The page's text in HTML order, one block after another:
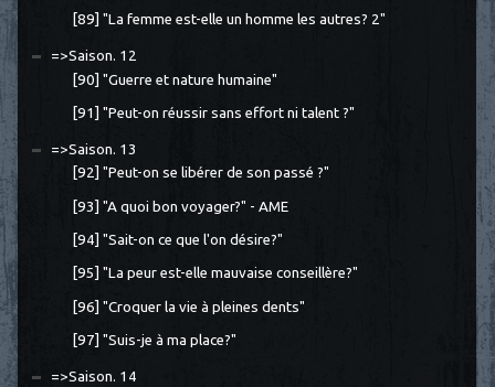
[89] "La femme est-elle un homme les autres? 2"
=>Saison. 12
[90] "Guerre et nature humaine"
[91] "Peut-on réussir sans effort ni talent ?"
=>Saison. 13
[92] "Peut-on se libérer de son passé ?"
[93] "A quoi bon voyager?" - AME
[94] "Sait-on ce que l'on désire?"
[95] "La peur est-elle mauvaise conseillère?"
[96] "Croquer la vie à pleines dents"
[97] "Suis-je à ma place?"
=>Saison. 14